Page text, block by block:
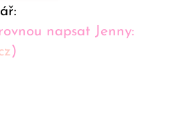
napsat Jenny:
)